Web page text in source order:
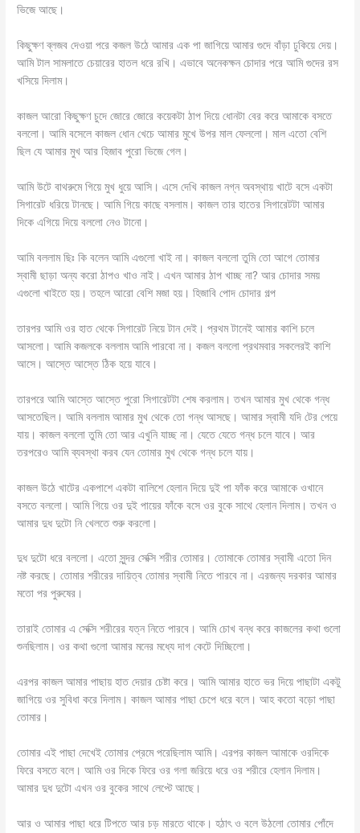
ভিজে আছে।
কিছুক্ষণ ব্লজব দেওয়া পরে কজল উঠে আমার এক পা জাগিয়ে আমার গুদে বাঁড়া ঢুকিয়ে দেয়।
আমি টাল সামলাতে চেয়ারের হাতল ধরে রখি। এভাবে অনেকক্ষন চোদার পরে আমি গুদের রস
খসিয়ে দিলাম।
কাজল আরো কিছুক্ষণ চুদে জোরে জোরে কয়েকটা ঠাপ দিয়ে ধোনটা বের করে আমাকে বসতে
বললো। আমি বসেলে কাজল ধোন খেচে আমার মুখে উপর মাল ফেললো। মাল এতো বেশি
ছিল যে আমার মুখ আর হিজাব পুরো ভিজে গেল।
আমি উটে বাথরুমে গিয়ে মুখ ধুয়ে আসি। এসে দেখি কাজল নগ্ন অবস্থায় খাটে বসে একটা
সিগারেট ধরিয়ে টানছে। আমি গিয়ে কাছে বসলাম। কাজল তার হাতের সিগারেটটা আমার
দিকে এগিয়ে দিয়ে বললো নেও টানো।
আমি বললাম ছিঃ কি বলেন আমি এগুলো খাই না। কাজল বললো তুমি তো আগে তোমার
স্বামী ছাড়া অন্য করো ঠাপও খাও নাই। এখন আমার ঠাপ খাচ্ছ না? আর চোদার সময়
এগুলো খাইতে হয়। তহলে আরো বেশি মজা হয়। হিজাবি পোদ চোদার গল্প
তারপর আমি ওর হাত থেকে সিগারেট নিয়ে টান দেই। প্রথম টানেই আমার কাশি চলে
আসলো। আমি কজলকে বললাম আমি পারবো না। কজল বললো প্রথমবার সকলেরই কাশি
আসে। আস্তে আস্তে ঠিক হয়ে যাবে।
তারপরে আমি আস্তে আস্তে পুরো সিগারেটটা শেষ করলাম। তখন আমার মুখ থেকে গন্ধ
আসতেছিল। আমি বললাম আমার মুখ থেকে তো গন্ধ আসছে। আমার স্বামী যদি টের পেয়ে
যায়। কাজল বললো তুমি তো আর এখুনি যাচ্ছ না। যেতে যেতে গন্ধ চলে যাবে। আর
তরপরেও আমি ব্যবস্থা করব যেন তোমার মুখ থেকে গন্ধ চলে যায়।
কাজল উঠে খাটের একপাশে একটা বালিশে হেলান দিয়ে দুই পা ফাঁক করে আমাকে ওখানে
বসতে বললো। আমি গিয়ে ওর দুই পায়ের ফাঁকে বসে ওর বুকে সাথে হেলান দিলাম। তখন ও
আমার দুধ দুটো নি খেলতে শুরু করলো।
দুধ দুটো ধরে বললো। এতো সুন্দর সেক্সি শরীর তোমার। তোমাকে তোমার স্বামী এতো দিন
নষ্ট করছে। তোমার শরীরের দায়িত্ব তোমার স্বামী নিতে পারবে না। এরজন্য দরকার আমার
মতো পর পুরুষের।
তারাই তোমার এ সেক্সি শরীরের যত্ন নিতে পারবে। আমি চোখ বন্ধ করে কাজলের কথা গুলো
শুনছিলাম। ওর কথা গুলো আমার মনের মধ্যে দাগ কেটে দিচ্ছিলো।
এরপর কাজল আমার পাছায় হাত দেয়ার চেষ্টা করে। আমি আমার হাতে ভর দিয়ে পাছাটা একটু
জাগিয়ে ওর সুবিধা করে দিলাম। কাজল আমার পাছা চেপে ধরে বলে। আহ কতো বড়ো পাছা
তোমার।
তোমার এই পাছা দেখেই তোমার প্রেমে পরেছিলাম আমি। এরপর কাজল আমাকে ওরদিকে
ফিরে বসতে বলে। আমি ওর দিকে ফিরে ওর গলা জরিয়ে ধরে ওর শরীরে হেলান দিলাম।
আমার দুধ দুটো এখন ওর বুকের সাথে লেপ্টে আছে।
আর ও আমার পাছা ধরে টিপতে আর চড় মারতে থাকে। হঠাৎ ও বলে উঠলো তোমার পোঁদে